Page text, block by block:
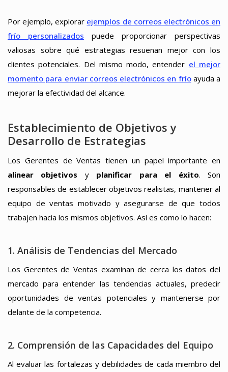
Por ejemplo, explorar ejemplos de correos electrónicos en
frío personalizados puede proporcionar perspectivas
valiosas sobre qué estrategias resuenan mejor con los
clientes potenciales. Del mismo modo, entender el mejor
momento para enviar correos electrónicos en fríoayuda a
mejorar la efectividad del alcance.
Establecimiento de Objetivos y
Desarrollo de Estrategias
Los Gerentes de Ventas tienen un papel importante en
alinear objetivos y planificar para el éxito. Son
responsables de establecer objetivos realistas, mantener al
equipo de ventas motivado y asegurarse de que todos
trabajen hacia los mismos objetivos. Así es como lo hacen:
1. Análisis de Tendencias del Mercado
Los Gerentes de Ventas examinan de cerca los datos del
mercado para entender las tendencias actuales, predecir
oportunidades de ventas potenciales y mantenerse por
delante de la competencia.
2. Comprensión de las Capacidades del Equipo
Al evaluar las fortalezas y debilidades de cada miembro del